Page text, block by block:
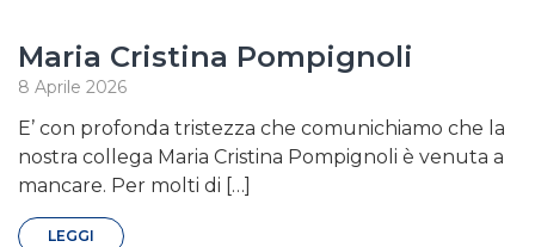
Maria Cristina Pompignoli
8 Aprile 2026
E’ con profonda tristezza che comunichiamo che la
nostra collega Maria Cristina Pompignoli è venuta a
mancare. Per molti di […]
LEGGI